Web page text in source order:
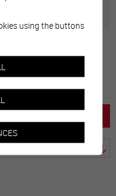
using the buttons